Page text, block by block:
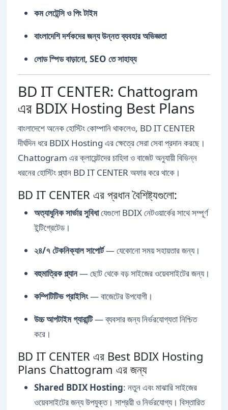
কম লেটেন্সি ও পিং টাইম
বাংলাদেশি দর্শকদের জন্য উন্নত ব্যবহার অভিজ্ঞতা
লোড স্পিড বাড়ানো, SEO তে সাহায্য
BD IT CENTER: Chattogram
এর BDIX Hosting Best Plans
বাংলাদেশে অনেক হোস্টিং কোম্পানি থাকলেও, BD IT CENTER
দীর্ঘদিন ধরে BDIX Hosting এর ক্ষেত্রে সেরা সেবা প্রদান করছে।
Chattogram এর ক্লায়েন্টদের চাহিদা ও বাজেট অনুযায়ী বিভিন্ন
ধরনের হোস্টিং প্ল্যান BD IT CENTER অফার করে থাকে।
BD IT CENTER এর প্রধান বৈশিষ্ট্যগুলো:
অত্যাধুনিক সার্ভার সুবিধাযেগুলো BDIX নেটওয়ার্কের সাথে সম্পূর্ণ
ইন্টিগ্রেটেড।
২৪/৭ টেকনিক্যাল সাপোর্ট— যেকোনো সময় সহায়তার জন্য।
বহুমাত্রিক প্ল্যান— ছোট থেকে বড় সাইজের ওয়েবসাইটের জন্য।
কম্পিটিটিভ প্রাইসিং— বাজেটের উপযোগী।
উচ্চ আপটাইম গ্যারান্টি— ব্যবসার জন্য নির্ভরযোগ্যতা নিশ্চিত
করে।
BD IT CENTER এর Best BDIX Hosting
Plans Chattogram এর জন্য
Shared BDIX Hosting: নতুন এবং মাঝারি সাইজের
ওয়েবসাইটের জন্য উপযুক্ত। সাশ্রয়ী ও নির্ভরযোগ্য। বিস্তারিত